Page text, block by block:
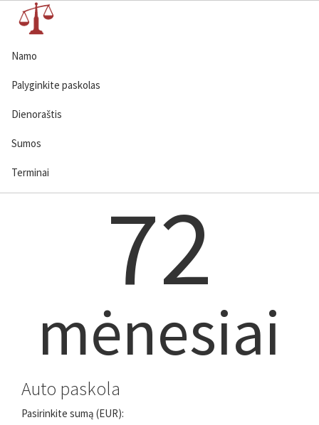
Namo
Palyginkite paskolas
Dienoraštis
Sumos
Terminai
72
mėnesiai
Auto paskola
Pasirinkite sumą (EUR):